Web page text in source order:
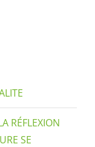
RÉFLEXION
SE